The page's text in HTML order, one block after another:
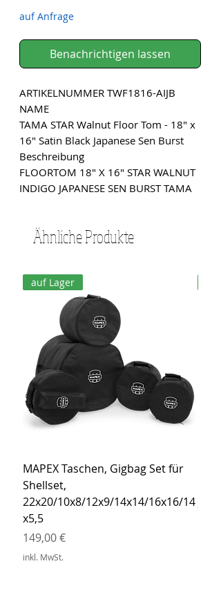
auf Anfrage
Benachrichtigen lassen
ARTIKELNUMMER TWF1816-AIJB
NAME
TAMA STAR Walnut Floor Tom - 18" x
16" Satin Black Japanese Sen Burst
Beschreibung
FLOORTOM 18" X 16" STAR WALNUT
INDIGO JAPANESE SEN BURST TAMA
Ähnliche Produkte
auf Lager
MAPEX Taschen, Gigbag Set für
Shellset,
22x20/10x8/12x9/14x14/16x16/14
x5,5
Preis
149,00 €
inkl. MwSt.
Preis